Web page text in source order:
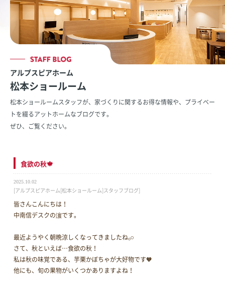
アルプスピアホーム
松本ショールーム
松本ショールームスタッフが、家づくりに関するお得な情報や、 プライベー
トを綴るアットホームなブログです。
ぜひ、ご覧ください。
食欲の秋🍁
2025.10.02
[アルプスピアホーム[松本ショールーム]スタッフブログ]
皆さんこんにちは！
中南信デスクの濵です。
最近ようやく朝晩涼しくなってきましたね‪𓂂𓏸
さて、秋といえば…食欲の秋！
私は秋の味覚である、芋栗かぼちゃが大好物です🧡
他にも、旬の果物がいくつかありますよね！